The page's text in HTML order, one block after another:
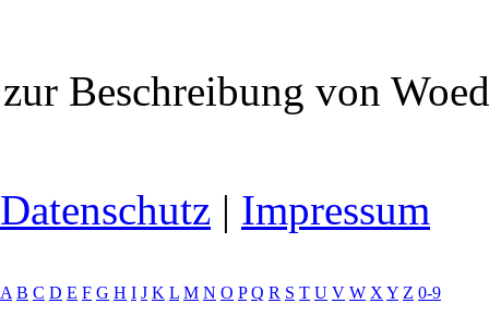
zur Beschreibung von
Datenschutz | Impressum
A B C D E F G H I J K L M N O P Q R S T U V W X Y Z 0-9